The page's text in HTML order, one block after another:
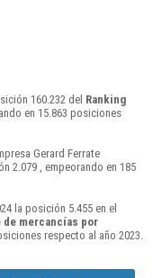
160.232 del Ranking
en 15.863 posiciones
Gerard Ferrate
2.079 , empeorando en 185
la posición 5.455 en el
de mercancías por
respecto al año 2023.